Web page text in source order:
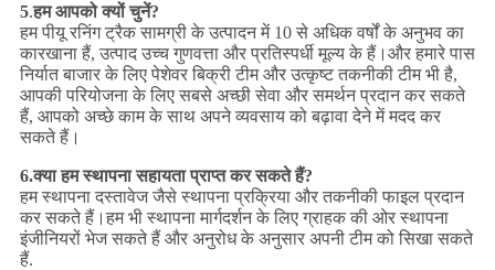
5.हम आपको क्यों चुनें?
हम पीयू रनिंग ट्रैक सामग्री के उत्पादन में 10 से अधिक वर्षों के अनुभव का
कारखाना हैं, उत्पाद उच्च गुणवत्ता और प्रतिस्पर्धी मूल्य के हैं।और हमारे पास
निर्यात बाजार के लिए पेशेवर बिक्री टीम और उत्कृष्ट तकनीकी टीम भी है,
आपकी परियोजना के लिए सबसे अच्छी सेवा और समर्थन प्रदान कर सकते
हैं, आपको अच्छे काम के साथ अपने व्यवसाय को बढ़ावा देने में मदद कर
सकते हैं।
6.क्या हम स्थापना सहायता प्राप्त कर सकते हैं?
हम स्थापना दस्तावेज जैसे स्थापना प्रक्रिया और तकनीकी फाइल प्रदान
कर सकते हैं।हम भी स्थापना मार्गदर्शन के लिए ग्राहक की ओर स्थापना
इंजीनियरों भेज सकते हैं और अनुरोध के अनुसार अपनी टीम को सिखा सकते
हैं.